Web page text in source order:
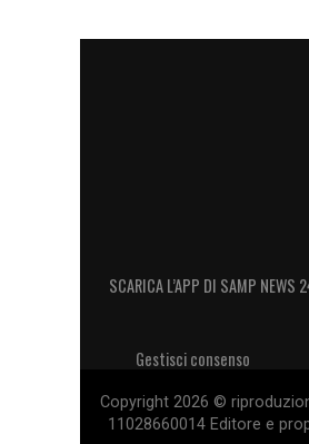
SCARICA L’APP DI SAMP NEWS
Gestisci consenso
Copyright 2026 ©
11028660014 Editore e